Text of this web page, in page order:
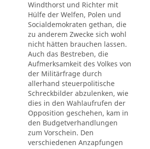
Windthorst und Richter mit
Hülfe der Welfen, Polen und
Socialdemokraten gethan, die
zu anderem Zwecke sich wohl
nicht hätten brauchen lassen.
Auch das Bestreben, die
Aufmerksamkeit des Volkes von
der Militärfrage durch
allerhand steuerpolitische
Schreckbilder abzulenken, wie
dies in den Wahlaufrufen der
Opposition geschehen, kam in
den Budgetverhandlungen
zum Vorschein. Den
verschiedenen Anzapfungen